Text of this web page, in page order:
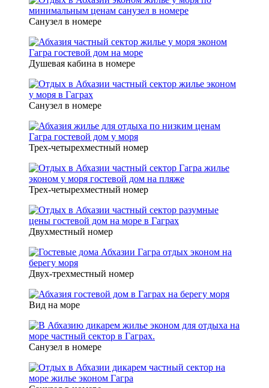
Санузел в номере
Душевая кабина в номере
Санузел в номере
Трех-четырехместный номер
Трех-четырехместный номер
Двухместный номер
Двух-трехместный номер
Вид на море
Санузел в номере